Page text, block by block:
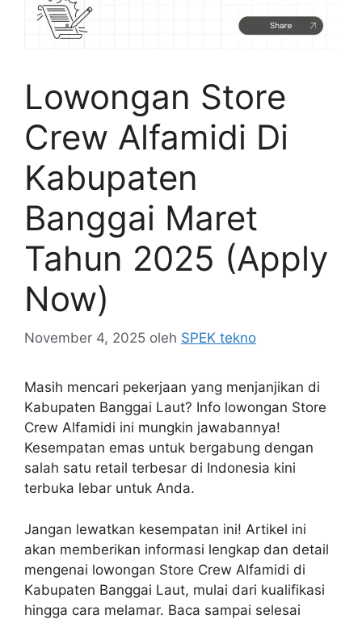
Lowongan Store
Crew Alfamidi Di
Kabupaten
Banggai Maret
Tahun 2025 (Apply
Now)
November 4, 2025 oleh SPEK tekno
Masih mencari pekerjaan yang menjanjikan di
Kabupaten Banggai Laut? Info lowongan Store
Crew Alfamidi ini mungkin jawabannya!
Kesempatan emas untuk bergabung dengan
salah satu retail terbesar di Indonesia kini
terbuka lebar untuk Anda.
Jangan lewatkan kesempatan ini! Artikel ini
akan memberikan informasi lengkap dan detail
mengenai lowongan Store Crew Alfamidi di
Kabupaten Banggai Laut, mulai dari kualifikasi
hingga cara melamar. Baca sampai selesai